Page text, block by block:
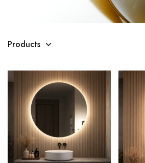
Reflexia
perfectă
aici
Oglinzi LED moderne
rafinat și funcțional
Products